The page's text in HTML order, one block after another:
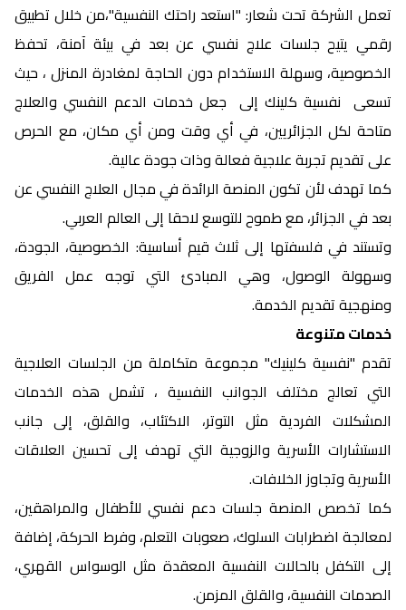
تعمل الشركة تحت شعار: "استعد راحتك النفسية"،من خلال تطبيق
رقمي يتيح جلسات علاج نفسي عن بعد في بيئة آمنة، تحفظ
الخصوصية، وسهلة الاستخدام دون الحاجة لمغادرة المنزل ، حيث
تسعى نفسية كلينك إلى جعل خدمات الدعم النفسي والعلاج
متاحة لكل الجزائريين، في أي وقت ومن أي مكان، مع الحرص
على تقديم تجربة علاجية فعالة وذات جودة عالية.
كما تهدف لأن تكون المنصة الرائدة في مجال العلاج النفسي عن
بعد في الجزائر، مع طموح للتوسع لاحقا إلى العالم العربي.
وتستند في فلسفتها إلى ثلاث قيم أساسية: الخصوصية، الجودة،
وسهولة الوصول، وهي المبادئ التي توجه عمل الفريق
ومنهجية تقديم الخدمة.
خدمات متنوعة
تقدم "نفسية كلينيك" مجموعة متكاملة من الجلسات العلاجية
التي تعالج مختلف الجوانب النفسية ، تشمل هذه الخدمات
المشكلات الفردية مثل التوتر، الاكتئاب، والقلق، إلى جانب
الاستشارات الأسرية والزوجية التي تهدف إلى تحسين العلاقات
الأسرية وتجاوز الخلافات.
كما تخصص المنصة جلسات دعم نفسي للأطفال والمراهقين،
لمعالجة اضطرابات السلوك، صعوبات التعلم، وفرط الحركة، إضافة
إلى التكفل بالحالات النفسية المعقدة مثل الوسواس القهري،
الصدمات النفسية، والقلق المزمن.